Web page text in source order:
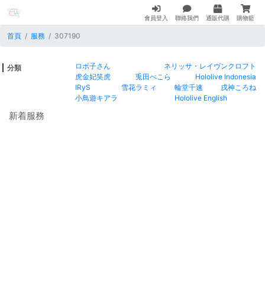
會員登入 聯絡我們 通販代購 購物籃
首頁 服務 307190
分類 ロボ子さん
ネリッサ・レイヴンクロフト
虎金妃笑虎
兎田ぺこら
Hololive Indonesia
IRyS
雪花ラミィ 輪堂千速
戌神ころね
小鳥遊キアラ
Hololive English
新着服務